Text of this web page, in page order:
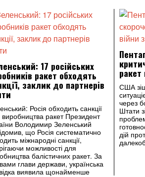
17 російських
ракет обходять
заклик до партнерів
Росія обходить санкції
виробництва ракет Президент
Володимир Зеленський
що Росія систематично
міжнародні санкції,
можливості для
балістичних ракет. За
глави держави, українська
виявила щонайменше
ракет
США
через
Штати
дій